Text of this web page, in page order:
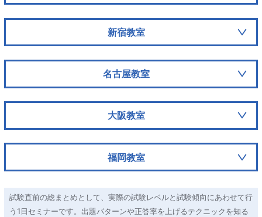
新宿教室
名古屋教室
大阪教室
福岡教室
試験直前の総まとめとして、実際の試験レベルと試験傾向にあわせて行
う1日セミナーです。出題パターンや正答率を上げるテクニックを知る